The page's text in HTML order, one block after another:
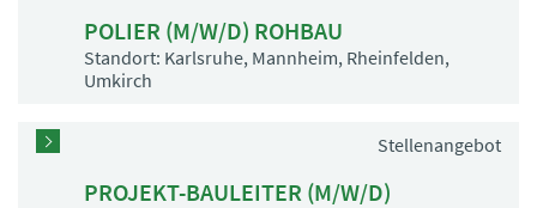
POLIER (M/W/D) ROHBAU
Standort: Karlsruhe, Mannheim, Rheinfelden,
Umkirch
Stellenangebot
PROJEKT-BAULEITER (M/W/D)